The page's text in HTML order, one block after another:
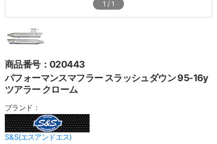
1 / 1
商品番号：020443
パフォーマンスマフラー スラッシュダウン 95-16y
ツアラー クローム
ブランド：
S&S(エスアンドエス)